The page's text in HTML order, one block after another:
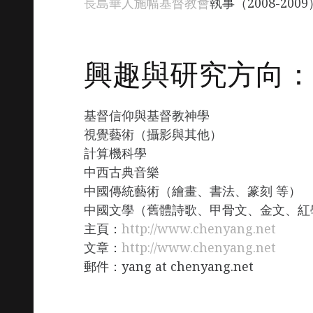
興趣與研究方向：
基督信仰與基督教神學
視覺藝術（攝影與其他）
計算機科學
中西古典音樂
中國傳統藝術（繪畫、書法、篆刻 等）
中國文學（舊體詩歌、甲骨文、金文、紅
主頁： http://www.chenyang.net
文章： http://www.chenyang.net
郵件：yang at chenyang.net